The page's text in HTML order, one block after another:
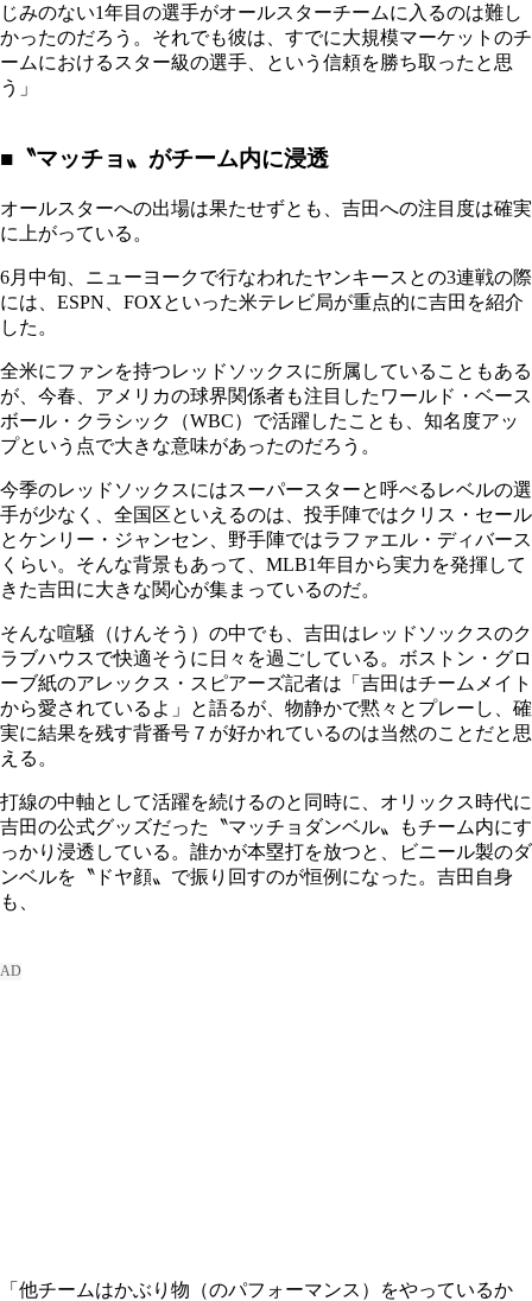
じみのない1年目の選手がオールスターチームに入るのは難し
かったのだろう。それでも彼は、すでに大規模マーケットのチ
ームにおけるスター級の選手、という信頼を勝ち取ったと思
う」
■〝マッチョ〟がチーム内に浸透
オールスターへの出場は果たせずとも、吉田への注目度は確実
に上がっている。
6月中旬、ニューヨークで行なわれたヤンキースとの3連戦の際
には、ESPN、FOXといった米テレビ局が重点的に吉田を紹介
した。
全米にファンを持つレッドソックスに所属していることもある
が、今春、アメリカの球界関係者も注目したワールド・ベース
ボール・クラシック（WBC）で活躍したことも、知名度アッ
プという点で大きな意味があったのだろう。
今季のレッドソックスにはスーパースターと呼べるレベルの選
手が少なく、全国区といえるのは、投手陣ではクリス・セール
とケンリー・ジャンセン、野手陣ではラファエル・ディバース
くらい。そんな背景もあって、MLB1年目から実力を発揮して
きた吉田に大きな関心が集まっているのだ。
そんな喧騒（けんそう）の中でも、吉田はレッドソックスのク
ラブハウスで快適そうに日々を過ごしている。ボストン・グロ
ーブ紙のアレックス・スピアーズ記者は「吉田はチームメイト
から愛されているよ」と語るが、物静かで黙々とプレーし、確
実に結果を残す背番号７が好かれているのは当然のことだと思
える。
打線の中軸として活躍を続けるのと同時に、オリックス時代に
吉田の公式グッズだった〝マッチョダンベル〟もチーム内にす
っかり浸透している。誰かが本塁打を放つと、ビニール製のダ
ンベルを〝ドヤ顔〟で振り回すのが恒例になった。吉田自身
も、
「他チームはかぶり物（のパフォーマンス）をやっているか